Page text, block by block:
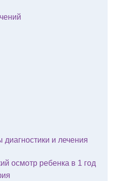
и лечения
осмотр ребенка в 1 год